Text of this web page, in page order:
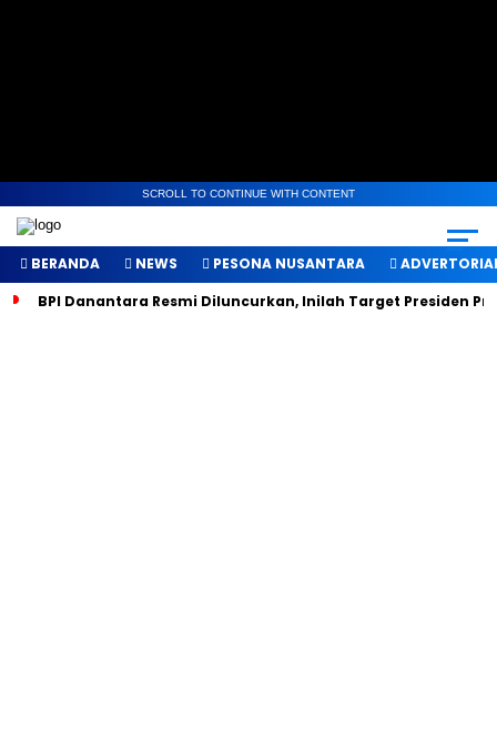
SCROLL TO CONTINUE WITH CONTENT
BERANDA NEWS PESONA NUSANTARA
BPI Danantara Resmi Diluncurkan, Inilah Target Presiden